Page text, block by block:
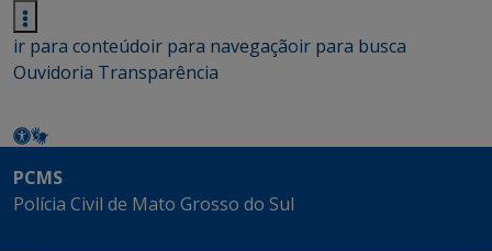
ir para conteúdoir para navegaçãoir para busca
Ouvidoria Transparência
PCMS
Polícia Civil de Mato Grosso do Sul